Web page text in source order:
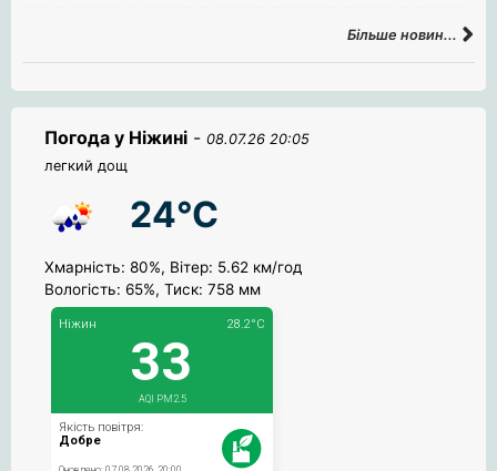
Більше новин...
Погода у Ніжині - 08.07.26 20:05
легкий дощ
24°C
Хмарність: 80%, Вітер: 5.62 км/год
Вологість: 65%, Тиск: 758 мм